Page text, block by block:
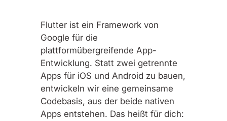
Flutter ist ein Framework von
Google für die
plattformübergreifende App-
Entwicklung. Statt zwei getrennte
Apps für iOS und Android zu bauen,
entwickeln wir eine gemeinsame
Codebasis, aus der beide nativen
Apps entstehen. Das heißt für dich: